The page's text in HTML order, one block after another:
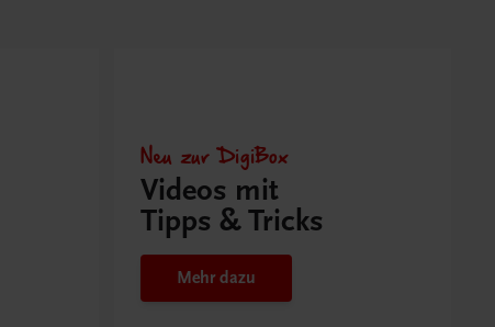
Neu zur DigiBox
Videos mit
Tipps & Tricks
Mehr dazu